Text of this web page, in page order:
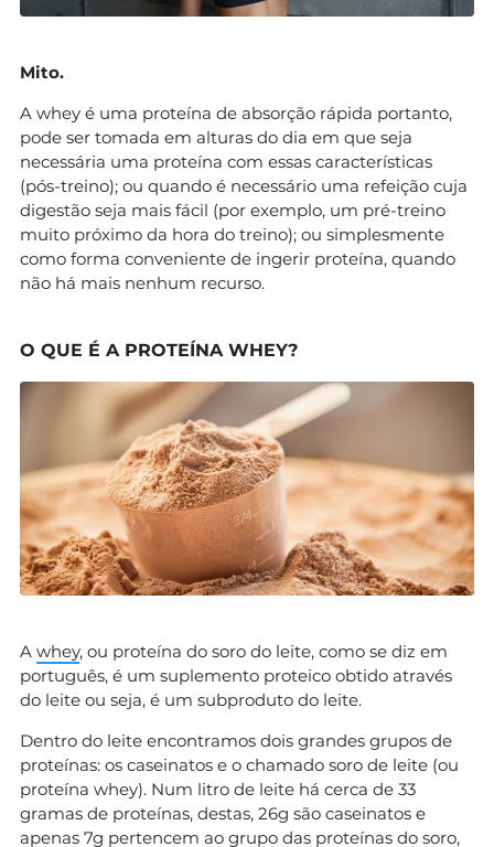
Mito.
A whey é uma proteína de absorção rápida portanto,
pode ser tomada em alturas do dia em que seja
necessária uma proteína com essas características
(pós-treino); ou quando é necessário uma refeição cuja
digestão seja mais fácil (por exemplo, um pré-treino
muito próximo da hora do treino); ou simplesmente
como forma conveniente de ingerir proteína, quando
não há mais nenhum recurso.
O QUE É A PROTEÍNA WHEY?
A whey, ou proteína do soro do leite, como se diz em
português, é um suplemento proteico obtido através
do leite ou seja, é um subproduto do leite.
Dentro do leite encontramos dois grandes grupos de
proteínas: os caseinatos e o chamado soro de leite (ou
proteína whey). Num litro de leite há cerca de 33
gramas de proteínas, destas, 26g são caseinatos e
apenas 7g pertencem ao grupo das proteínas do soro,